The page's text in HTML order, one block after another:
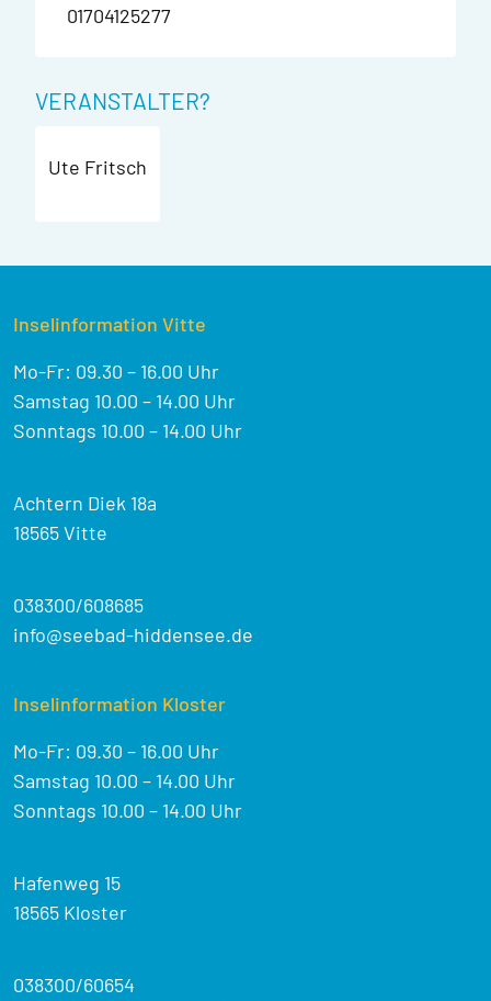
01704125277
VERANSTALTER?
Ute Fritsch
Inselinformation Vitte
Mo-Fr: 09.30 – 16.00 Uhr
Samstag 10.00 – 14.00 Uhr
Sonntags 10.00 – 14.00 Uhr
Achtern Diek 18a
18565 Vitte
038300/608685
info@seebad-hiddensee.de
Inselinformation Kloster
Mo-Fr: 09.30 – 16.00 Uhr
Samstag 10.00 – 14.00 Uhr
Sonntags 10.00 – 14.00 Uhr
Hafenweg 15
18565 Kloster
038300/60654